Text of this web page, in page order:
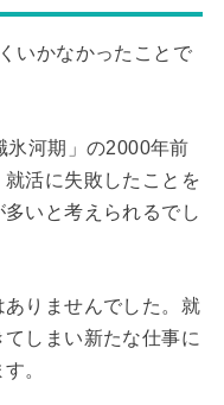
いかなかったことで
氷河期」の2000年前
活に失敗したことを
いと考えられるでし
りませんでした。就
しまい新たな仕事に
。